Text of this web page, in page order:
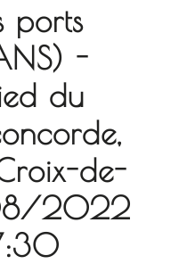
ports
-
du
de-
2022